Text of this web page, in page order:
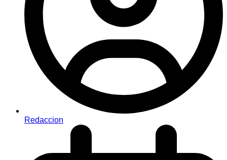
Redaccion